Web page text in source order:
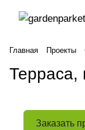
Главная Проекты
Терраса,
Заказать